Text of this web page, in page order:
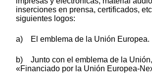
inserciones en prensa, certificados,
siguientes logos:
a) El emblema de la Unión Europea.
b) Junto con el emblema de la
«Financiado por la Unión Europea-